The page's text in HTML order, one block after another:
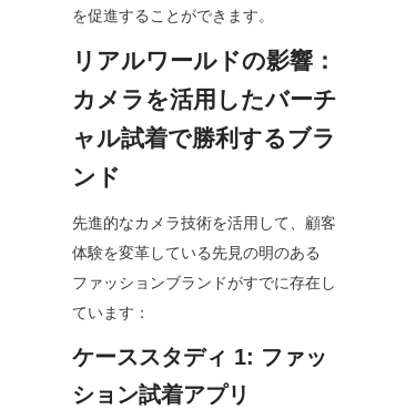
を促進することができます。
リアルワールドの影響：
カメラを活用したバーチ
ャル試着で勝利するブラ
ンド
先進的なカメラ技術を活用して、顧客
体験を変革している先見の明のある
ファッションブランドがすでに存在し
ています：
ケーススタディ 1: ファッ
ション試着アプリ